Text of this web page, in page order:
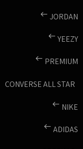
JORDAN
YEEZY
PREMIUM
CONVERSE ALL STAR
NIKE
ADIDAS